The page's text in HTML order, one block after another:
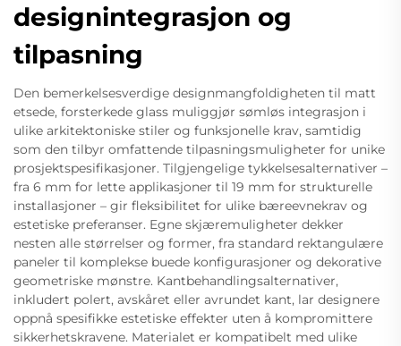
designintegrasjon og
tilpasning
Den bemerkelsesverdige designmangfoldigheten til matt
etsede, forsterkede glass muliggjør sømløs integrasjon i
ulike arkitektoniske stiler og funksjonelle krav, samtidig
som den tilbyr omfattende tilpasningsmuligheter for unike
prosjektspesifikasjoner. Tilgjengelige tykkelsesalternativer –
fra 6 mm for lette applikasjoner til 19 mm for strukturelle
installasjoner – gir fleksibilitet for ulike bæreevnekrav og
estetiske preferanser. Egne skjæremuligheter dekker
nesten alle størrelser og former, fra standard rektangulære
paneler til komplekse buede konfigurasjoner og dekorative
geometriske mønstre. Kantbehandlingsalternativer,
inkludert polert, avskåret eller avrundet kant, lar designere
oppnå spesifikke estetiske effekter uten å kompromittere
sikkerhetskravene. Materialet er kompatibelt med ulike